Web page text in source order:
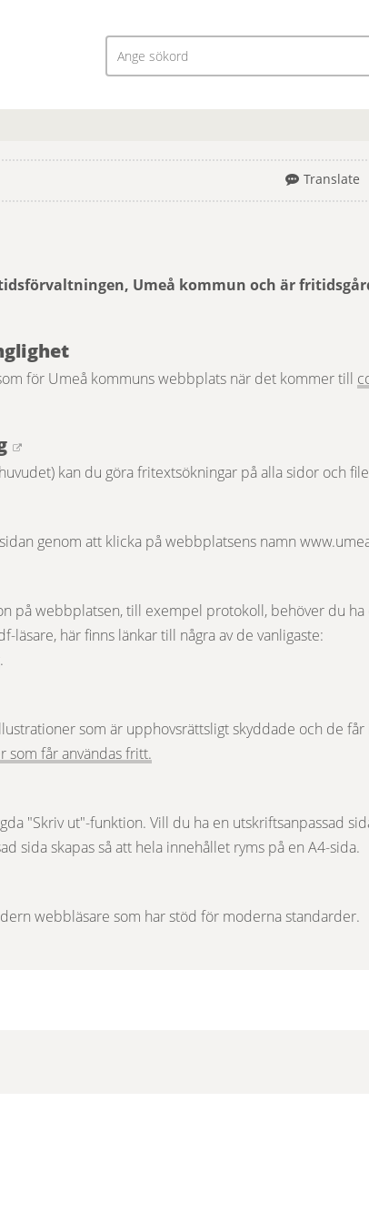
Translate
Umeå kommun och är
för Umeå kommuns webbplats när det kommer till
Länk till annan webbplats.
kan du göra fritextsökningar på alla sidor och
genom att klicka på webbplatsens namn
på webbplatsen, till exempel protokoll, behöver du
läsare, här finns länkar till några av de vanligaste:
Länk till annan webbplats, öppnas i nytt fönster.
.
som är upphovsrättsligt skyddade och de får
som får användas fritt.
"Skriv ut"-funktion. Vill du ha en utskriftsanpassad
sida skapas så att hela innehållet ryms på en A4-sida.
webbläsare som har stöd för moderna standarder.